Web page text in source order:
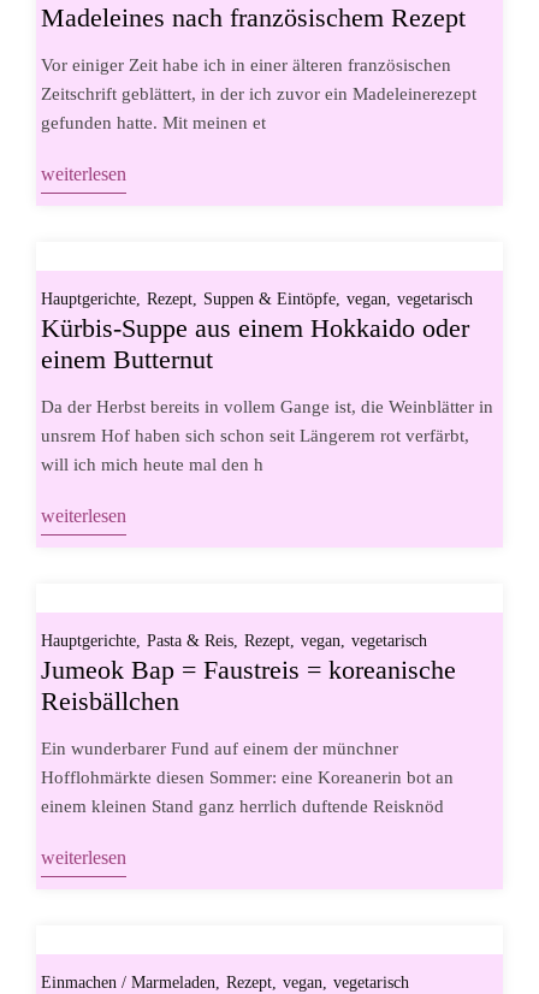
Madeleines nach französischem Rezept
Vor einiger Zeit habe ich in einer älteren französischen
Zeitschrift geblättert, in der ich zuvor ein Madeleinerezept
gefunden hatte. Mit meinen et
weiterlesen
Hauptgerichte Rezept Suppen & Eintöpfe vegan vegetarisch
Kürbis-Suppe aus einem Hokkaido oder
einem Butternut
Da der Herbst bereits in vollem Gange ist, die Weinblätter in
unsrem Hof haben sich schon seit Längerem rot verfärbt,
will ich mich heute mal den h
weiterlesen
Hauptgerichte Pasta & Reis Rezept vegan vegetarisch
Jumeok Bap = Faustreis = koreanische
Reisbällchen
Ein wunderbarer Fund auf einem der münchner
Hofflohmärkte diesen Sommer: eine Koreanerin bot an
einem kleinen Stand ganz herrlich duftende Reisknöd
weiterlesen
Einmachen / Marmeladen Rezept vegan vegetarisch